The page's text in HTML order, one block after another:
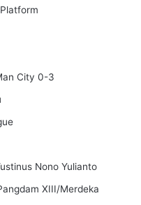
City 0-3
Nono Yulianto
XIII/Merdeka